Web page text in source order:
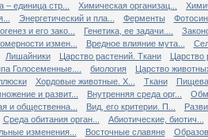
– единица стр... Химическая организац...
Энергетический и пла... Ферменты
и его зако... Генетика, ее задачи....
измен... Вредное влияние мута...
Лишайники Царство растений. Ткани
Царство
Голосеменные.... биология
Царство
Хордовые животные. Х... Ткани
и развит... Внутренняя среда орг...
и общественна... Вид, его критерии. П...
Среда обитания орган...
Абиотические, биотич...
изменения... Восточные славяне